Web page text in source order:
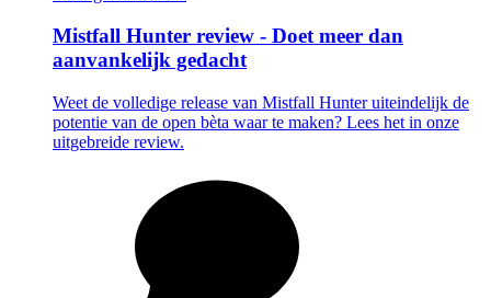
Mistfall Hunter review - Doet meer dan
aanvankelijk gedacht
Weet de volledige release van Mistfall Hunter uiteindelijk de
potentie van de open bèta waar te maken? Lees het in onze
uitgebreide review.